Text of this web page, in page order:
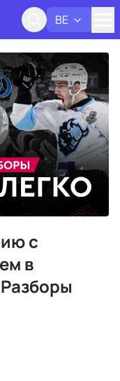
BE
с
в